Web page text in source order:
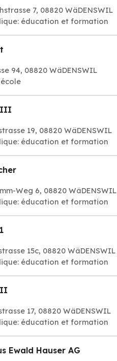
7, 08820 WäDENSWIL
éducation et formation
94, 08820 WäDENSWIL
III
19, 08820 WäDENSWIL
éducation et formation
Weg 6, 08820 WäDENSWIL
éducation et formation
15c, 08820 WäDENSWIL
éducation et formation
17, 08820 WäDENSWIL
éducation et formation
Ewald Hauser AG